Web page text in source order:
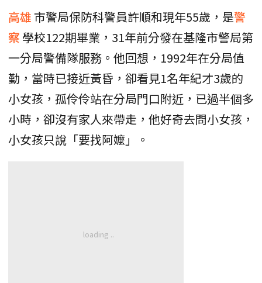
高雄市警局保防科警員許順和現年55歲，是警
察 學校122期畢業，31年前分發在基隆市警局第
一分局警備隊服務。他回想，1992年在分局值
勤，當時已接近黃昏，卻看見1名年紀才3歲的
小女孩，孤伶伶站在分局門口附近，已過半個多
小時，卻沒有家人來帶走，他好奇去問小女孩，
小女孩只說「要找阿嬤」。